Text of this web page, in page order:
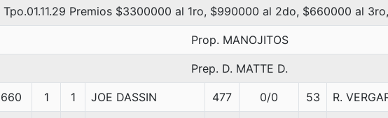
Tpo.01.11.29 Premios $3300000 al 1ro, $990000 al 2do, $660000 al
Prop. MANOJITOS
Prep. D. MATTE D.
660 1 1 JOE DASSIN 477 0/0 53 R.